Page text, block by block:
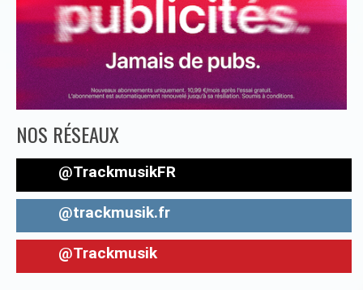
NOS RÉSEAUX
@TrackmusikFR
@trackmusik.fr
@Trackmusik